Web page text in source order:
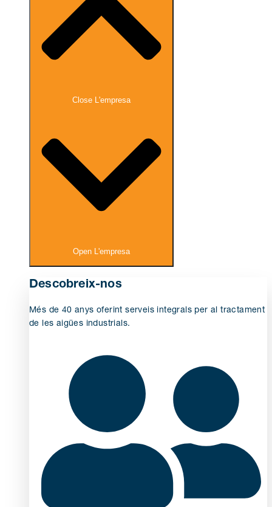
Close L'empresa
Open L'empresa
Descobreix-nos
Més de 40 anys oferint serveis integrals per al tractament
de les aigües industrials.